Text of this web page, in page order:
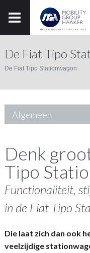
De Fiat Tipo
De Fiat Tipo Stationwagon
Algemeen
Denk
Tipo
Functionaliteit,
in de Fiat Tipo
Die laat zich dan ook
veelzijdige